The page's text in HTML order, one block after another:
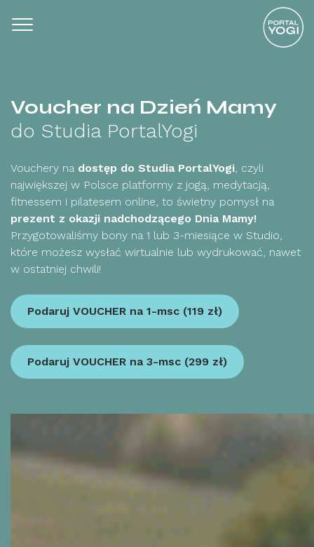
Voucher na Dzień Mamy
do Studia PortalYogi
Vouchery na dostęp do Studia PortalYogi, czyli
największej w Polsce platformy z jogą, medytacją,
fitnessem i pilatesem online, to świetny pomysł na
prezent z okazji nadchodzącego Dnia Mamy!
Przygotowaliśmy bony na 1 lub 3-miesiące w Studio,
które możesz wysłać wirtualnie lub wydrukować, nawet
w ostatniej chwili!
Podaruj VOUCHER na 1-msc (119 zł)
Podaruj VOUCHER na 3-msc (299 zł)